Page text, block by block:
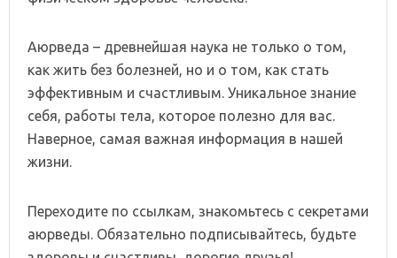
Аюрведа – древнейшая наука не только о том,
как жить без болезней, но и о том, как стать
эффективным и счастливым. Уникальное знание
себя, работы тела, которое полезно для вас.
Наверное, самая важная информация в нашей
жизни.
Переходите по ссылкам, знакомьтесь с секретами
аюрведы. Обязательно подписывайтесь, будьте